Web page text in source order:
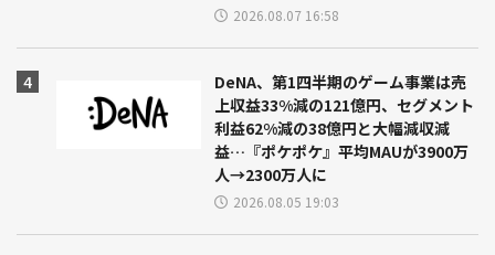
2026.08.07 16:58
DeNA、第1四半期のゲーム事業は売
上収益33%減の121億円、セグメント
利益62%減の38億円と大幅減収減
益…『ポケポケ』平均MAUが3900万
人→2300万人に
2026.08.05 19:03